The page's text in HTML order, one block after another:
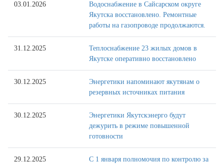
03.01.2026
Водоснабжение в Сайсарском округе
Якутска восстановлено. Ремонтные
работы на газопроводе продолжаются.
31.12.2025
Теплоснабжение 23 жилых домов в
Якутске оперативно восстановлено
30.12.2025
Энергетики напоминают якутянам о
резервных источниках питания
30.12.2025
Энергетики Якутскэнерго будут
дежурить в режиме повышенной
готовности
29.12.2025
С 1 января полномочия по контролю за